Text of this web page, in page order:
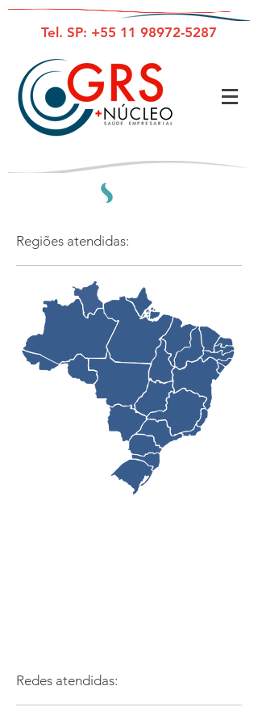
Tel. SP: +55 11 98972-5287
Regiões atendidas:
Redes atendidas: